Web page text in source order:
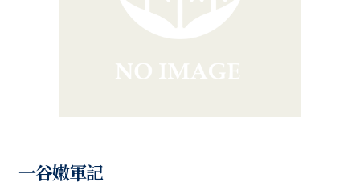
一谷嫩軍記